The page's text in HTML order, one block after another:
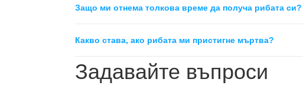
Защо ми отнема толкова време да получа рибата си?
Какво става, ако рибата ми пристигне мъртва?
Задавайте въпроси